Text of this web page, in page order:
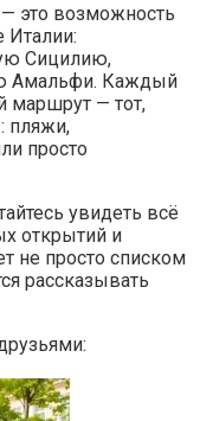
это возможность
Италии:
Сицилию,
Амальфи. Каждый
маршрут — тот,
пляжи,
просто
увидеть всё
открытий и
не просто списком
рассказывать